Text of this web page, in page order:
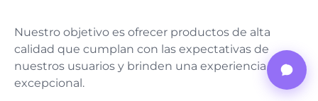
Nuestro objetivo es ofrecer productos de alta
calidad que cumplan con las expectativas de
nuestros usuarios y brinden una experiencia
excepcional.